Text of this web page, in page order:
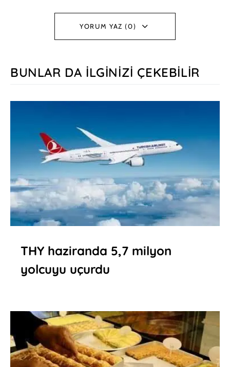
YORUM YAZ (0)
BUNLAR DA İLGINIZI ÇEKEBILIR
THY haziranda 5,7 milyon
yolcuyu uçurdu